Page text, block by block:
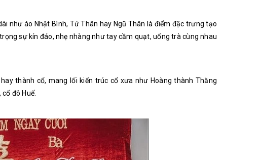
như áo Nhật Bình, Tứ Thân hay Ngũ Thân là điểm đặc trưng tạo
sự kín đáo, nhẹ nhàng như tay cầm quạt, uống trà cùng nhau
thành cổ, mang lối kiến trúc cổ xưa như Hoàng thành Thăng
đô Huế.